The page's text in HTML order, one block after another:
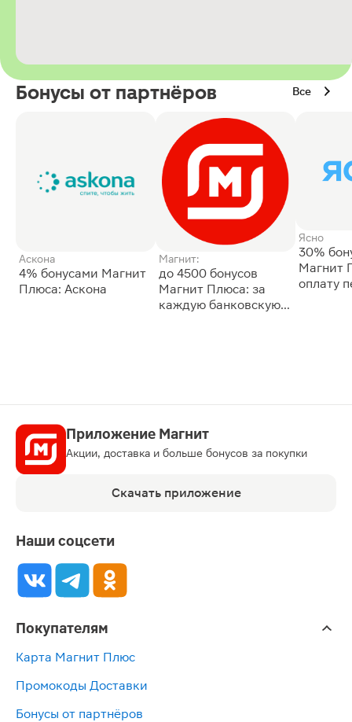
Бонусы от партнёров Все
Аскона
4% бонусами Магнит
Плюса: Аскона
Магнит:
до 4500 бонусов
Магнит Плюса: за
каждую банковскую
Ясно
30%
Магнит
оплату
Приложение Магнит
Акции, доставка и больше бонусов за покупки
Скачать приложение
Наши соцсети
Покупателям
Карта Магнит Плюс
Промокоды Доставки
Бонусы от партнёров